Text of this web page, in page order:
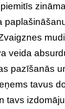
veida
pazīšanās
tavus
tavs